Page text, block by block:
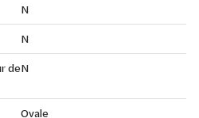
N
N
deN
Ovale